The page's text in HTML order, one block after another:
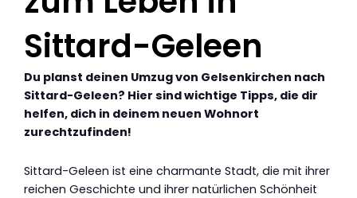
Sittard-Geleen
Du planst deinen Umzug von Gelsenkirchen nach
Sittard-Geleen? Hier sind wichtige Tipps, die dir
helfen, dich in deinem neuen Wohnort
zurechtzufinden!
Sittard-Geleen ist eine charmante Stadt, die mit ihrer
reichen Geschichte und ihrer natürlichen Schönheit